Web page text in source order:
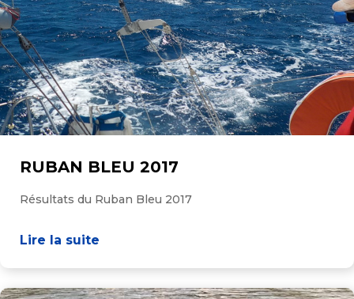
RUBAN BLEU 2017
Résultats du Ruban Bleu 2017
Lire la suite